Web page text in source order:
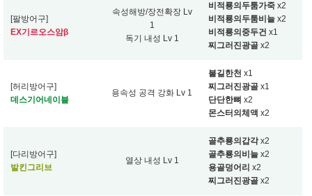
[팔방어구]
EX기르오스암β
속성해방/장전확장 Lv
1
독기 내성 Lv 1
비적룡의두툼가죽 x2
비적룡의두툼비늘 x2
비적룡의중두건 x1
찌그러진광골 x2
[허리방어구]
데스기어네이블
용속성 공격 강화 Lv 1
불길한천 x1
찌그러진광골 x1
단단한뼈 x2
몬스터의체액 x2
[다리방어구]
발킨그리브
열상 내성 Lv 1
골추룡의갑각x2
골추룡의비늘 x2
용골덩어리 x2
찌그러진광골 x2